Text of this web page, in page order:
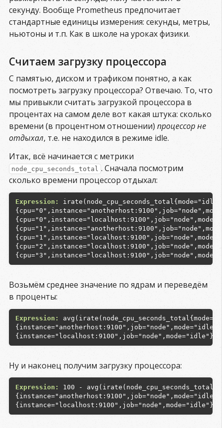
секунду. Вообще Prometheus предпочитает
стандартные единицы измерения: секунды, метры,
ньютоны и т.п. Как в школе на уроках физики.
Считаем загрузку процессора
С памятью, диском и трафиком понятно, а как
посмотреть загрузку процессора? Отвечаю. То, что
мы привыкли считать загрузкой процессора в
процентах на самом деле вот какая штука: сколько
времени (в процентном отношении) процессор не
отдыхал, т.е. не находился в режиме idle.
Итак, всё начинается с метрики
node_cpu_seconds_total . Сначала посмотрим
сколько времени процессор отдыхал:
Expression:
Возьмём среднее значение по ядрам и переведём
в проценты:
Expression:
{instance="anotherhost:9100",job="node",mode="idle"}
Ну и наконец получим загрузку процессора:
Expression:
100 -
{instance="anotherhost:9100",job="node",mode="idle"}